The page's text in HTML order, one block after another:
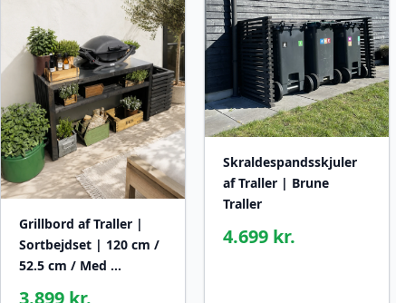
Grillbord af Traller |
Sortbejdset | 120 cm /
52.5 cm / Med …
3.899 kr.
Skraldespandsskjuler
af Traller | Brune
Traller
4.699 kr.